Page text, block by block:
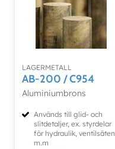
LAGERMETALL
AB-200 / C954
Aluminiumbrons
Används till glid- och
slitdetaljer, ex. styrdelar
för hydraulik, ventilsäten
m.m